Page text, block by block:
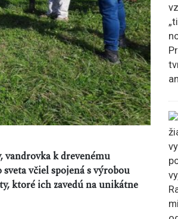
vandrovka k drevenému
včiel spojená s výrobou
ktoré ich zavedú na unikátne